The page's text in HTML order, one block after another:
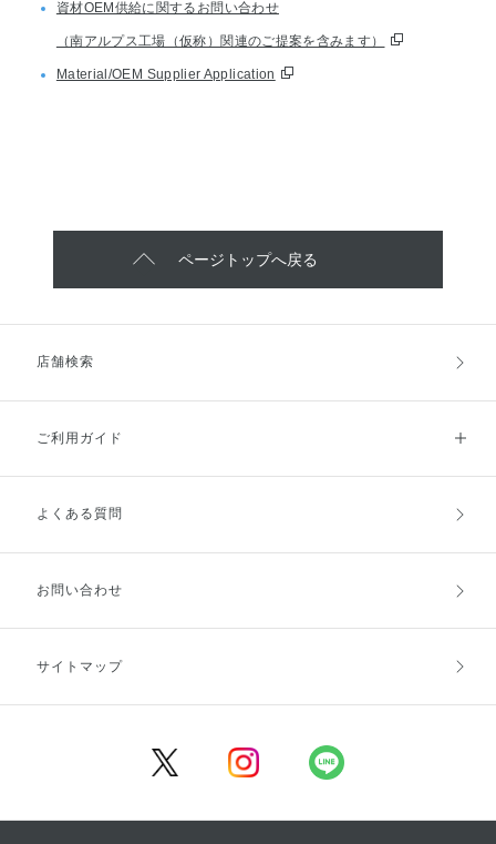
資材OEM供給に関するお問い合わせ
（南アルプス工場（仮称）関連のご提案を含みます）
Material/OEM Supplier Application
ページトップへ戻る
店舗検索
ご利用ガイド
ご利用ガイドトップ
お支払方法
キャンセル・返品・交換
よくある質問
お問い合わせ
サイトマップ